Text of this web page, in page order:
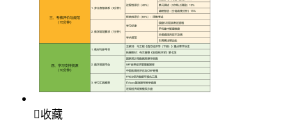
收藏